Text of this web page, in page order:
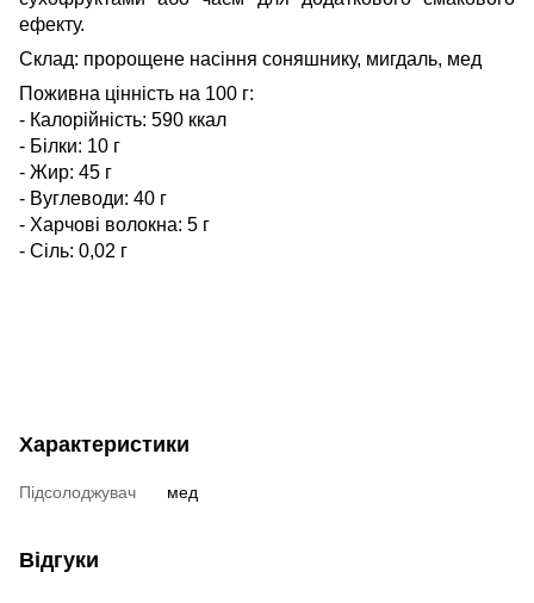
ефекту.
Склад: пророщене насіння соняшнику, мигдаль, мед
Поживна цінність на 100 г:
- Калорійність: 590 ккал
- Білки: 10 г
- Жир: 45 г
- Вуглеводи: 40 г
- Харчові волокна: 5 г
- Сіль: 0,02 г
Характеристики
Підсолоджувач мед
Відгуки